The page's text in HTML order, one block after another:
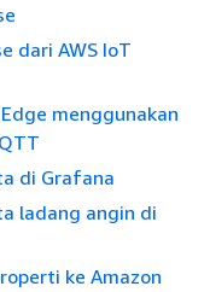
dari AWS IoT
menggunakan
di Grafana
ladang angin di
ke Amazon